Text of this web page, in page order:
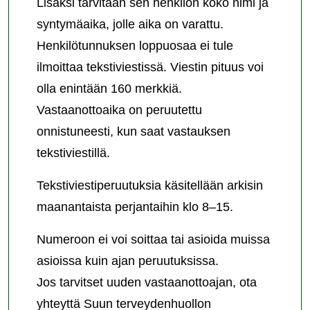
syntymäaika, jolle aika on varattu.
Henkilötunnuksen loppuosaa ei tule
ilmoittaa tekstiviestissä. Viestin pituus voi
olla enintään 160 merkkiä.
Vastaanottoaika on peruutettu
onnistuneesti, kun saat vastauksen
tekstiviestillä.
Tekstiviestiperuutuksia käsitellään arkisin
maanantaista perjantaihin klo 8–15.
Numeroon ei voi soittaa tai asioida muissa
asioissa kuin ajan peruutuksissa.
Jos tarvitset uuden vastaanottoajan, ota
yhteyttä Suun terveydenhuollon